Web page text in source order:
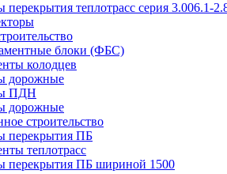
перекрытия теплотрасс серия 3.006.1-
блоки (ФБС)
колодцев
дорожные
ПДН
дорожные
строительство
перекрытия ПБ
теплотрасс
перекрытия ПБ шириной 1500